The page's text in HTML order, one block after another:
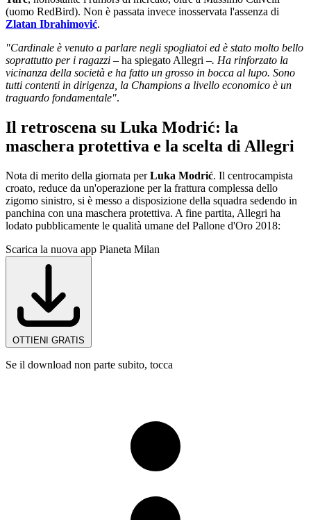
(uomo RedBird). Non è passata invece inosservata l'assenza di
Zlatan Ibrahimović.
"Cardinale è venuto a parlare negli spogliatoi ed è stato molto bello
soprattutto per i ragazzi – ha spiegato Allegri –. Ha rinforzato la
vicinanza della società e ha fatto un grosso in bocca al lupo. Sono
tutti contenti in dirigenza, la Champions a livello economico è un
traguardo fondamentale".
Il retroscena su Luka Modrić: la
maschera protettiva e la scelta di Allegri
Nota di merito della giornata perLuka Modrić. Il centrocampista
croato, reduce da un'operazione per la frattura complessa dello
zigomo sinistro, si è messo a disposizione della squadra sedendo in
panchina con una maschera protettiva. A fine partita, Allegri ha
lodato pubblicamente le qualità umane del Pallone d'Oro 2018:
Scarica la nuova app Pianeta Milan
OTTIENI GRATIS
Se il download non parte subito, tocca